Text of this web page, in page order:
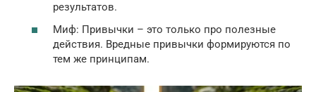
результатов.
Миф: Привычки – это только про полезные
действия. Вредные привычки формируются по
тем же принципам.